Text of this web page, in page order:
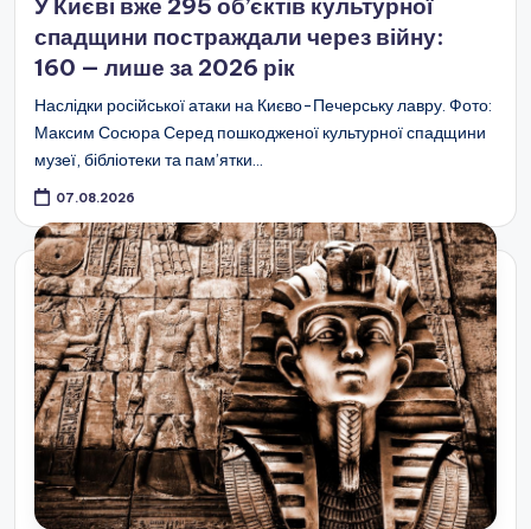
спадщини постраждали через війну:
160 — лише за 2026 рік
Наслідки російської атаки на Києво-Печерську лавру. Фото:
Максим Сосюра Серед пошкодженої культурної спадщини
музеї, бібліотеки та пам’ятки…
07.08.2026